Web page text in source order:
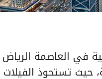
في العاصمة الرياض
تستحوذ الفيلات